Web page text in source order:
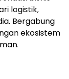
logistik,
Bergabung
ekosistem